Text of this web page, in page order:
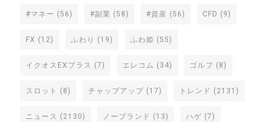
#マネー (56) #副業 (58) #資産 (56) CFD (9)
FX (12) ふわり (19) ふわ姫 (55)
イクオスEXプラス (7) エレコム (34) ゴルフ (8)
スロット (8) チャップアップ (17) トレンド (2131)
ニュース (2130) ノーブランド (13) ハゲ (7)